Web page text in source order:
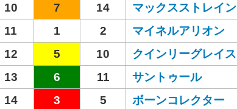
10
7 14 マックスストレイン
11
1 2 マイネルアリオン
12
5 10 クインリーグレイス
13
6 11 サントゥール
14
3 5 ボーンコレクター